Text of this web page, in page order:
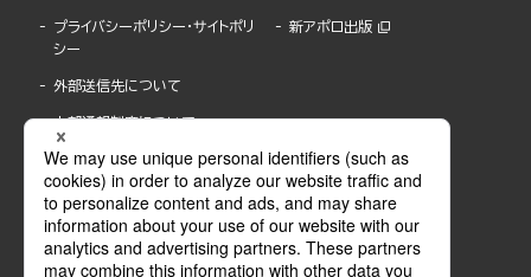
プライバシーポリシー・サイトポリ
シー
外部送信先について
内部通報制度について
新アポロ出版